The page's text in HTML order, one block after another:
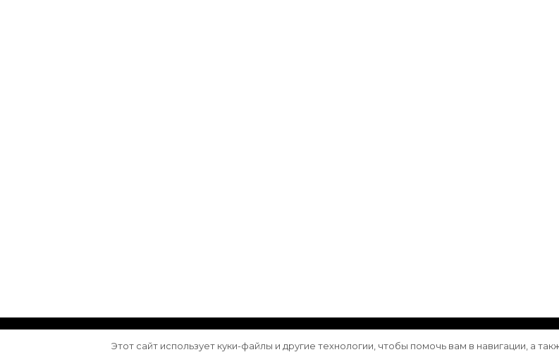
© Авторское право 2026 . Все права защищены. Vilva | Разработана
Этот сайт использует куки-файлы и другие технологии, чтобы помочь вам в навигации, а